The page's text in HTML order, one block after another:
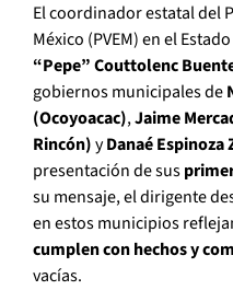
El coordinador estatal del
México (PVEM) en el
“Pepe” Couttolenc
gobiernos municipales de
(Ocoyoacac),Jaime
Rincón)yDanaé
presentación de sus
su mensaje, el dirigente
en estos municipios
cumplen con hechos y
vacías.